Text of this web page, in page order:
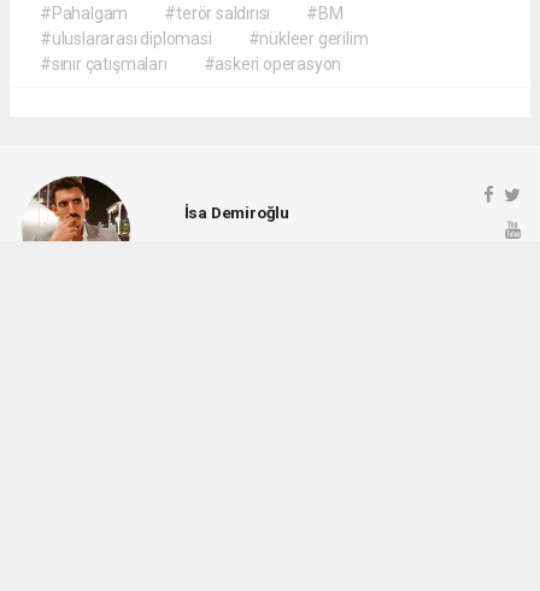
#Pahalgam
#terör saldırısı
#BM
#uluslararası diplomasi
#nükleer gerilim
#sınır çatışmaları
#askeri operasyon
İsa Demiroğlu